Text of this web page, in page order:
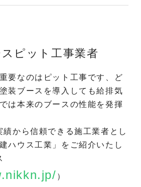
ピット工事業者
要なのはピット工事です、ど
装ブースを導入しても給排気
は本来のブースの性能を発揮
から信頼できる施工業者とし
ハウス工業」をご紹介いたし
）